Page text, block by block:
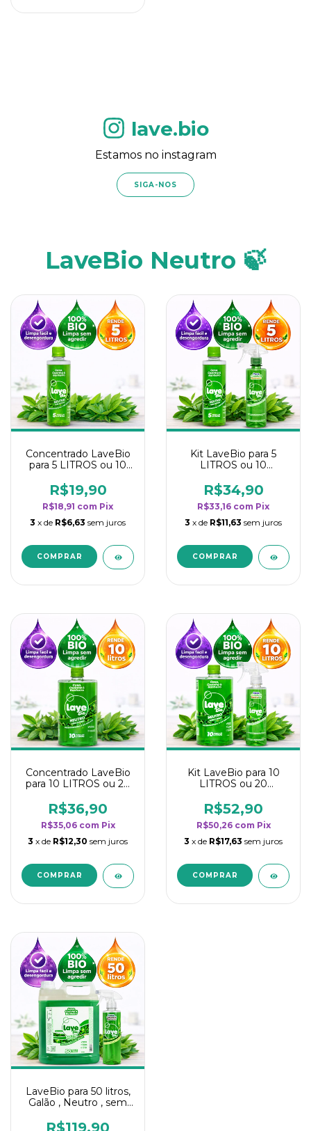
lave.bio
Estamos no instagram
SIGA-NOS
LaveBio Neutro 🍃
Concentrado LaveBio
para 5 LITROS ou 10
rendimento da
categoria - Neutro
R$19,90
R$18,91 com Pix
3 x de R$6,63 sem juros
Kit LaveBio para 5
LITROS ou 10
rendimento da
categoria - Neutro
R$34,90
R$33,16 com Pix
3 x de R$11,63 sem juros
Concentrado LaveBio
para 10 LITROS ou 20
rendimento da
categoria - Neutro
R$36,90
R$35,06 com Pix
3 x de R$12,30 sem juros
Kit LaveBio para 10
LITROS ou 20
rendimento da
categoria - Neutro
R$52,90
R$50,26 com Pix
3 x de R$17,63 sem juros
LaveBio para 50 litros,
Galão , Neutro , sem